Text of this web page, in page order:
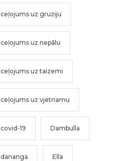
ceļojums uz gruziju
ceļojums uz nepālu
ceļojums uz taizemi
ceļojums uz vjetnamu
covid-19 Dambulla
dananga Ella